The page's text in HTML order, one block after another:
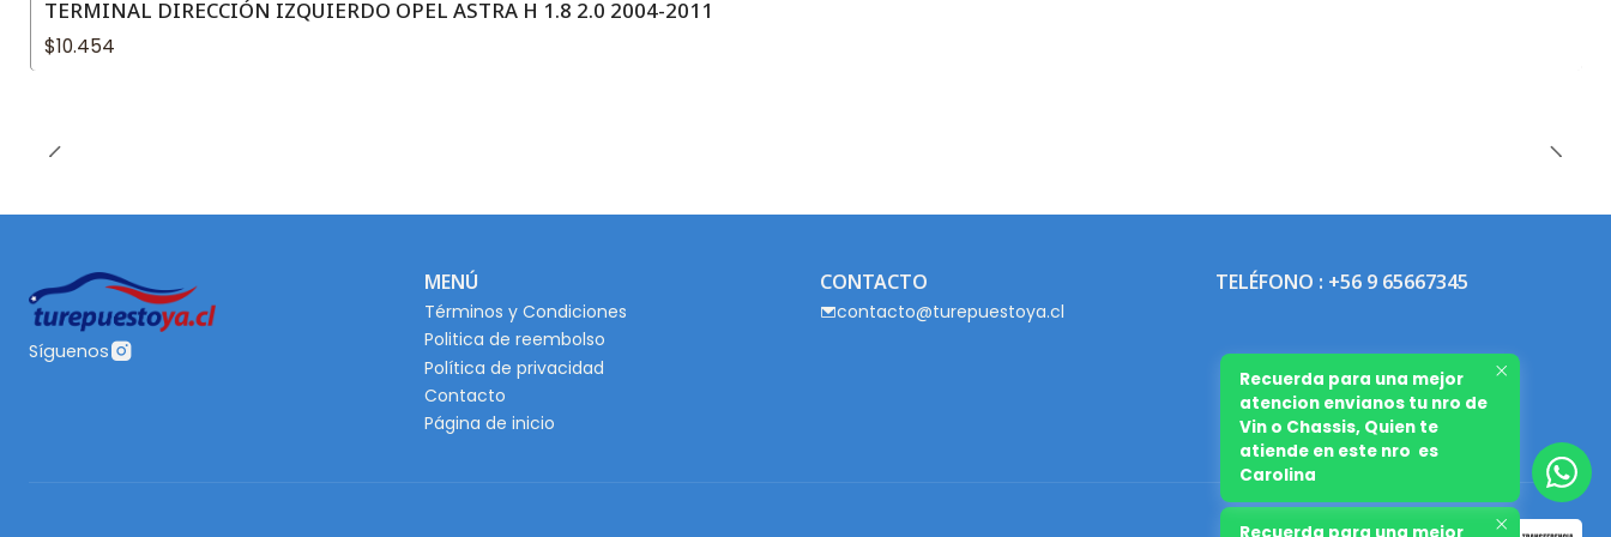
TERMINAL DIRECCIÓN IZQUIERDO OPEL ASTRA H 1.8 2.0 2004-2011
$10.454
Síguenos
MENÚ
Términos y Condiciones
Politica de reembolso
Política de privacidad
Contacto
Página de inicio
CONTACTO
contacto@turepuestoya.cl
TELÉFONO : +56 9 65667345
Recuerda para una mejor
atencion envianos tu nro de
Vin o Chassis, Quien te
atiende en este nro es
Carolina